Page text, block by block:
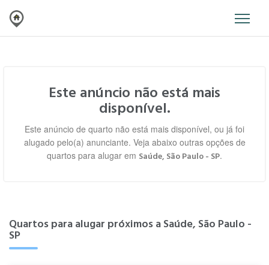
Este anúncio não está mais
disponível.
Este anúncio de quarto não está mais disponível, ou já foi
alugado pelo(a) anunciante. Veja abaixo outras opções de
quartos para alugar em Saúde, São Paulo - SP.
Quartos para alugar próximos a Saúde, São Paulo -
SP